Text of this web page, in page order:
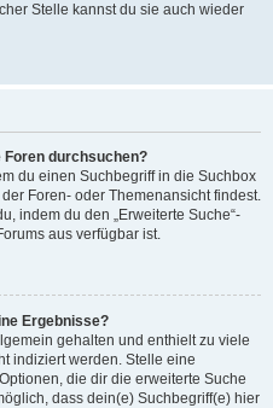
Stelle kannst du sie auch wieder
Foren durchsuchen?
du einen Suchbegriff in die Suchbox
Foren- oder Themenansicht findest.
indem du den „Erweiterte Suche“-
aus verfügbar ist.
Ergebnisse?
gehalten und enthielt zu viele
indiziert werden. Stelle eine
die dir die erweiterte Suche
dass dein(e) Suchbegriff(e) hier